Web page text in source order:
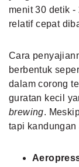
menit 30 detik
relatif cepat
Cara
berbentuk
dalam corong
guratan kecil
brewing.
tapi kandungan